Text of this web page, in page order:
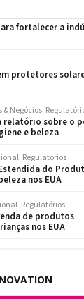
fortalecer a
protetores
& Negócios
relatório sobre o
e beleza
Regulatórios
do
nos EUA
Regulatórios
de produtos
nos EUA